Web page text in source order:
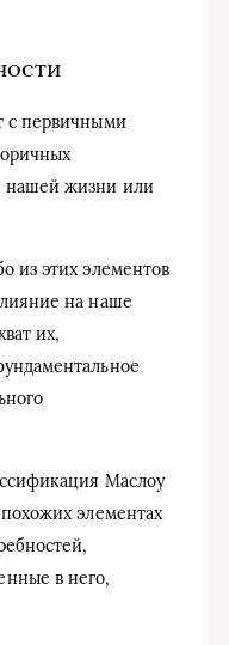
с первичными
нашей жизни или
из этих элементов
на наше
их,
Маслоу
элементах
в него,